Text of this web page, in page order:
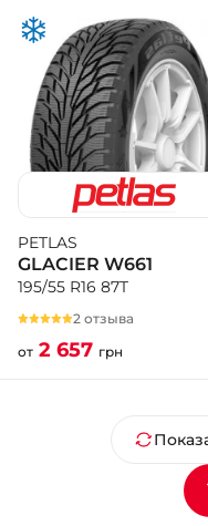
PETLAS
GLACIER W661
195/55 R16 87T
2 отзыва
от 2 657 грн